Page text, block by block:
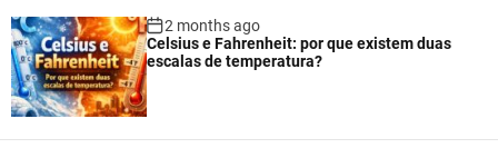
2 months ago
Celsius e Fahrenheit: por que existem duas
escalas de temperatura?